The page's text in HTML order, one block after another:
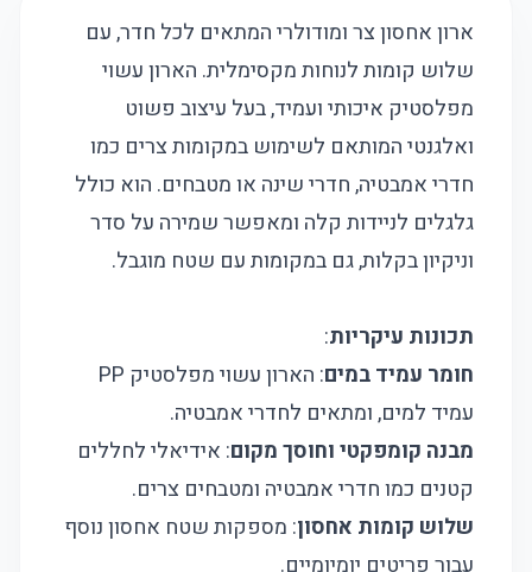
ארון אחסון צר ומודולרי המתאים לכל חדר, עם
שלוש קומות לנוחות מקסימלית. הארון עשוי
מפלסטיק איכותי ועמיד, בעל עיצוב פשוט
ואלגנטי המותאם לשימוש במקומות צרים כמו
חדרי אמבטיה, חדרי שינה או מטבחים. הוא כולל
גלגלים לניידות קלה ומאפשר שמירה על סדר
וניקיון בקלות, גם במקומות עם שטח מוגבל.
תכונות עיקריות:
חומר עמיד במים
: הארון עשוי מפלסטיק PP
עמיד למים, ומתאים לחדרי אמבטיה.
מבנה קומפקטי וחוסך מקום: אידיאלי לחללים
קטנים כמו חדרי אמבטיה ומטבחים צרים.
שלוש קומות אחסון: מספקות שטח אחסון נוסף
עבור פריטים יומיומיים.